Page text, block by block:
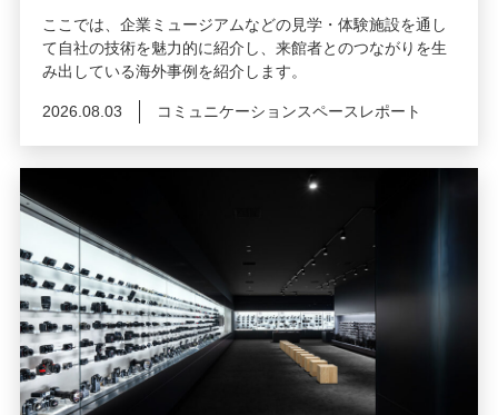
ここでは、企業ミュージアムなどの見学・体験施設を通し
て自社の技術を魅力的に紹介し、来館者とのつながりを生
み出している海外事例を紹介します。
2026.08.03 コミュニケーションスペースレポート